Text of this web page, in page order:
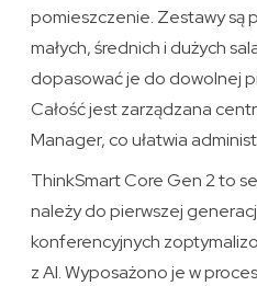
pomieszczenie. Zestawy są
małych, średnich i dużych
dopasować je do dowolnej
Całość jest zarządzana
Manager, co ułatwia
ThinkSmart Core Gen 2 to
należy do pierwszej
konferencyjnych
z AI. Wyposażono je w